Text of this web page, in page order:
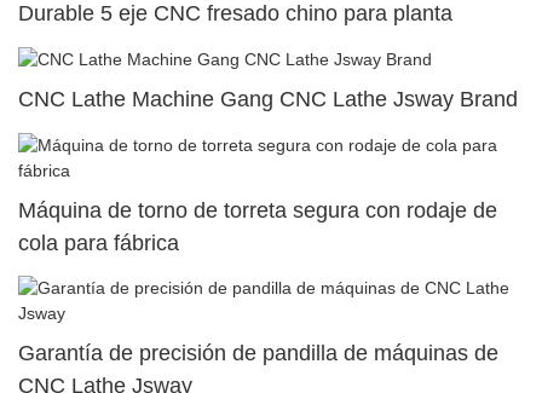
Durable 5 eje CNC fresado chino para planta
CNC Lathe Machine Gang CNC Lathe Jsway Brand
Máquina de torno de torreta segura con rodaje de
cola para fábrica
Garantía de precisión de pandilla de máquinas de
CNC Lathe Jsway